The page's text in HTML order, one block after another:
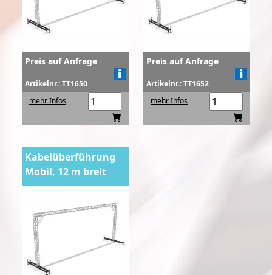
Preis auf Anfrage
Artikelnr.: TT1650
mehr Infos
Preis auf Anfrage
Artikelnr.: TT1652
mehr Infos
Kabelüberführung
Mobil, 12 m breit